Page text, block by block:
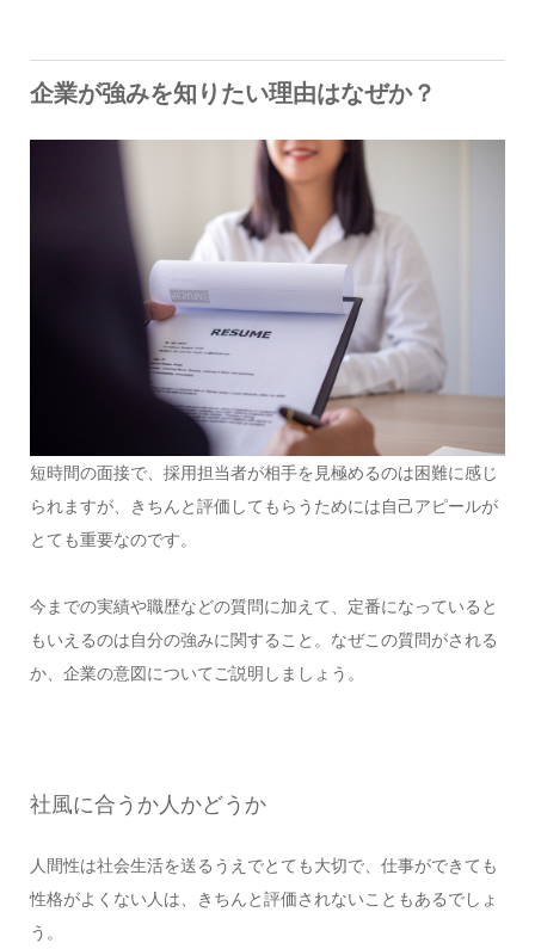
企業が強みを知りたい理由はなぜか？
短時間の面接で、採用担当者が相手を見極めるのは困難に感じ
られますが、きちんと評価してもらうためには自己アピールが
とても重要なのです。
今までの実績や職歴などの質問に加えて、定番になっていると
もいえるのは自分の強みに関すること。なぜこの質問がされる
か、企業の意図についてご説明しましょう。
社風に合うか人かどうか
人間性は社会生活を送るうえでとても大切で、仕事ができても
性格がよくない人は、きちんと評価されないこともあるでしょ
う。